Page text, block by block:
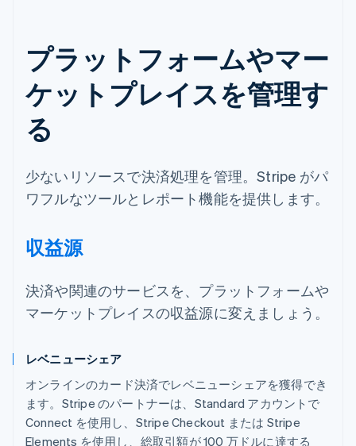
プラットフォームやマー
ケットプレイスを管理す
る
少ないリソースで決済処理を管理。Stripe がパ
ワフルなツールとレポート機能を提供します。
収益源
決済や関連のサービスを、プラットフォームや
マーケットプレイスの収益源に変えましょう。
レベニューシェア
オンラインのカード決済でレベニューシェアを獲得でき
ます。Stripe のパートナーは、Standard アカウントで
Connect を使用し、Stripe Checkout または Stripe
Elements を使用し、総取引額が 100 万ドルに達する